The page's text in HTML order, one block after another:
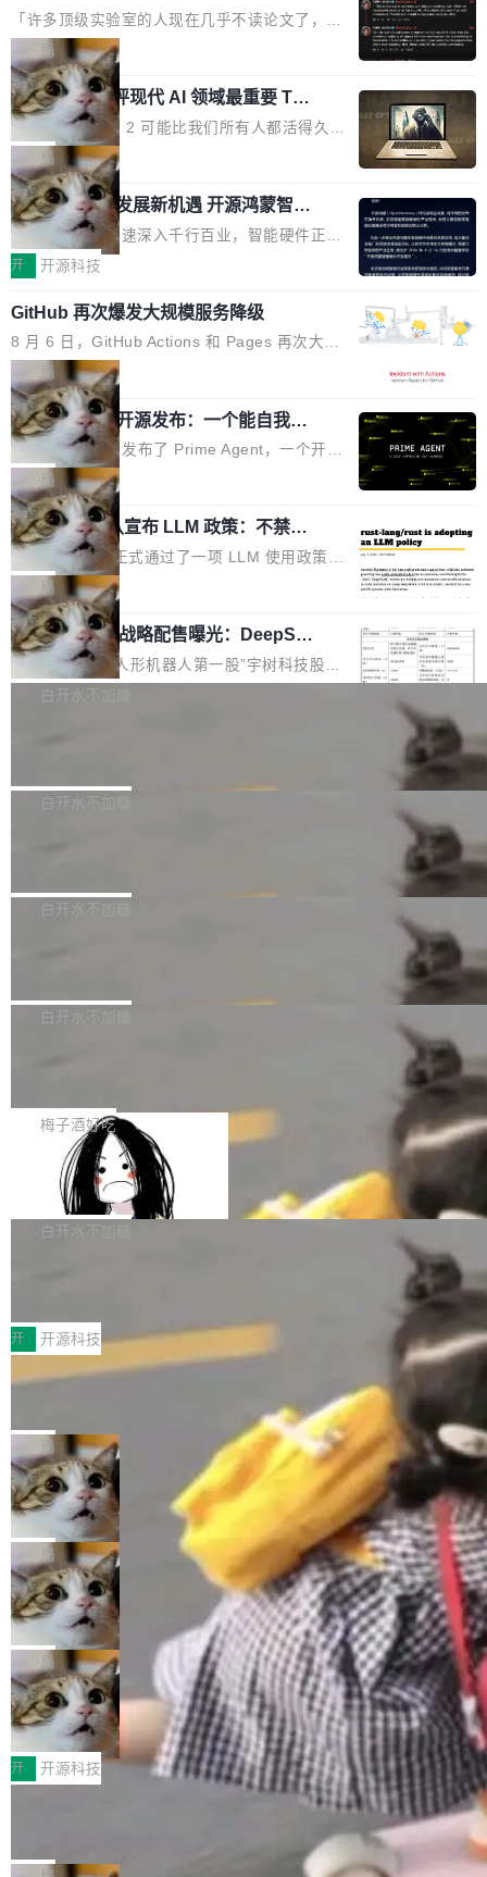
了
「许多顶级实验室的人现在几乎不读论文了，而
且他们认为 ICLR/ICML/NeurIPS 充斥着大量过
度宣传和欺诈。」 OpenAI 研究员 Keller Jorda
n 这条推文引发了广泛讨论。他不是在说风凉
话，他是说出了一个圈内人尽皆知但很少公开捅
破的事实。 Jordan 随后补充了一句软化声明：
「我不认为这些会议上大部分论文都在过度宣传
或造假。问题是，作为读者，如果你筛选出那些
看起来最令人兴奋的论文，那它们大部分都是过
度宣传的。」 这才是真正的痛点。不是所有论文
都有问题，是最吸引眼球的那批论文最有问题。
他引用的帖子来自 Mathew Shen，一位 ICLR 2
026 的读者：「看了篇 ...
局
xAI 前工程师评现代 AI 领域最重要 Top
3 开源项目
Flash Attention 2 可能比我们所有人都活得久。
这句话不是来自某个技术博客，而是出自 Hieu
Pham 的一条推文。Hieu Pham 是谁？他是 xAI
的早期工程师之一，在 Grok 训练基础设施团队
工作过。近日他在 X 上发了一条帖子，列出了他
认为现代 AI 领域最重要的三个开源项目。 第一
个名字毫无悬念：Flash Attention 2。 Hieu 的
理由很具体。FA 系列不需要解释，但 FA2 是他
认为最重要的一个——复杂度恰到好处，刚好能
驱动你去学 CuTe，但还没被那些"邪恶的" Hopp
er++ 优化所淹没，足够容易修改和适配。 更关
键的是 FA2 的持久性...
局
共商智能硬件发展新机遇 开源鸿蒙智能
硬件开发者日杭州站即将举行
随着万物智联加速深入千行百业，智能硬件正从
单点设备迈向智能化、网联化、协同化发展。作
鸿蒙通过统一技术底座和分布式能力，为不同类
型智能设备的开发、连接与互联提供关键支撑，
也为产业链企业探索产品创新与商业增长打开新
的空间。 8月14日，开源鸿蒙智能硬件开发者日
（OHDD：OpenHarmony Hardware Develope
r Day）将在杭州启航。活动面向智能硬件产业
链企业和开发者，邀请行业专家与资深技术顾
问，围绕开源鸿蒙技术能力、设备适配、芯片适
配、功耗与稳定性调优、兼容性测评及统一互联
等内容展开系统讲解和实战交流，帮助企业进一
步了解开源鸿蒙在智能...
开 开源科技
GitHub 再次爆发大规模服务降级
8 月 6 日，GitHub Actions 和 Pages 再次大规
模服务降级，Actions 完全不可用超过 5 小时，
webhook 停发，连自托管 runner 也因调度层故
障无法工作。Pages、Copilot code review、C
opilot coding agent 全部受影响。从检测到完全
恢复，大约 12 小时。 这是 2026 年 8 月的第六
起事故，其中四起与 AI/Copilot 服务相关。 Git
Hub 员工 kdaigle 在 HN 讨论中贴出了一组数
据：2025 年全年 10 亿次 commit。现在，每周
2.75 亿次，全年预计 140 亿次。GitHub...
局
Prime Agent 开源发布：一个能自我改
进的编程 Agent，ARC-AGI 3 超越人类
专家基线
Prime Intellect 发布了 Prime Agent，一个开源
的编程 Agent Harness，核心设计围绕两个抽
象：Recursive Language Model（RLM）和 C
ontinual Harness。在 ARC-AGI 3 基准测试
上，Prime Agent + Opus 5 的组合达到了 95.
5% RHAE Best@1，超过了 ARC 报告的人类专
家基线 95.4%。 不是又一个 coding agent 包装
器 Prime Agent 的架构和市面上大多数 coding
agent 有本质区别。大多数 agent harness 的设
计是基于早期模型的能力—...
局
Rust 项目团队宣布 LLM 政策：不禁
止，但你要承认哪些代码不是你写的
Rust 语言项目正式通过了一项 LLM 使用政策，
覆盖 rust-lang/rust 单一仓库的代码贡献。这不
是项目级别的官方立场，目前由五个团队采纳，
但它可能是主流开源项目中关于 AI 辅助贡献最
细致的一份规则。 政策的核心只有一句话：LLM
可以用来分析、提炼、审阅、建议，但不能用来
不得生成涉及安全性的关键变更，除非作者本身
局
宇树科技 IPO 战略配售曝光：DeepSe
ek 获配 93.3 万股，锁定 36 个月
8月6日晚间，“人形机器人第一股”宇树科技股份
有限公司披露IPO发行价格及战略配售结果，杭
36个月。 公告显示，本次宇树科技战略配售对
员工参与设立的专项资产管理计划。其中，Dee
获配9...
白开水不加糖
Bug fixes and enhancements 修复多次传递同
一个回归问题，该问题导致拉取镜像时会拒绝包
题，该问题可能导致在旧版 Linux 内核...
白开水不加糖
e 孵化器项目管理委员会（IPMC）投票中获得
P）！这一里程碑不仅标志着 Fluss 迈入新的发
白开水不加糖
长期停止内容更新，未能实现其作为“AI版维基百
提交的编辑请求也长期处于待处理状态。 Groki
pedia 于去年底上线，定位为由人工智能生成内
容的百科平台，被马斯克视为传统众包百科网站
维基百科的替代方案。Lawfare 调查发现，无论
热门页面还是低关注度页面，均未出现近期更
白开水不加糖
是这样的：配 MessageSource 的 Bean、写 R
eloadableResourceBundleMessageSource、
声明 LocaleResolver、注册 LocaleChangeInt
erceptor…五六步之后才能看到第一行翻译文
本。 Solon 换了个方式。整个 i18n 模块围绕三
梅子酒好吃
Apache Doris 4.1 全面增强 Iceberg：
支持 UPDATE、MERGE INTO 与 Iceb
erg V3
Apache Doris 4.1 要补齐的，正是缺失的那一
半。在已有查询能力的基础上，Doris 进一步支
常维护操作，并完整支持 Iceberg V3 格式。
白开水不加糖
村国家自主创新示范区会议中心开幕。本届大会
由中关村智联软件服务业质量创新联盟主办，以
“智构可信·质创未来——AI原生时代的质量新范
式”为主题，直面AI从实验室走向规模化产业落地
的核心质量命题。会上，《2026智能研发生产力
工具选型手册》发布，Testin云测的Testin XAge
nt智能测试系统入选AI测试领域代表产品。对CI
O而言，这提示了一个转变：AI测试正在从效率
工具升级为企业的质量基础设施。 CIO面对的新
现实 过去两年，CIO们的焦虑清单上多了两项：
一是如何让大模型和智能体应用安全地从PoC走
向生产，二是如何让测试团队跟得上AI应用...
开 开源科技
让非法状态不可表示：一篇关于 ADT
有一种东西，一旦用过就回不去了。Alex Fedos
eev 管它叫"软件设计的基石"。 他说的东西不新
鲜——代数数据类型（ADT），尤其是和类型
（sum type）。但他说清楚了一件事：这不是类
型系统的学术体操，是日常编码的思维方式。 文
章从一个简单的例子切入。一个网站的深色主题
设置，如果用布尔值 + 可空字段来表示——bool
ean 表示是否可切换，nullable 的默认模式、浅
色方案、深色方案——会产生大量无意义的组
合。方案缺了、配置冲突了、全 null 了。要知道
哪些组合有效，作者说，你得靠"文档、校验、或
者部落知识"。 换个写法。Rust 的 enum，两个
变体：Switchable...
局
Cloudflare 开源内部企业 AI 平台 Clou
dflare OS
Cloudflare 发布了一个开源项目 Cloudflare O
S。如果你只看官方博客，你会觉得这是又一
个"AI 知识库 + 聊天机器人"——每个大厂都在
做，没什么新鲜的。 但 Kenton Varda 在 Twitte
r 上把事情说清楚了： 今天我们发布了 Cloudfla
re OS，一个带连接器的聊天机器人，跟其他所
有科技公司做的一样。只不过，实际上它不一
样。这是 Sandstorm.io 的重制版，我十年前的
那个创业公司。不同的是，这次它构建在 Cloudf
lare Workers 上——我花了九年时间搭建的平台
——并且深度集成了 AI。这基本上是我十年秘密
局
Deno 团队开源 Celld，可自托管的分
布式 Durable Objects
Ryan Dahl 领导的 Deno 团队推出了最新开源项
目 Celld，一个能在自己机器上运行 Cloudflare
Workers 和 Durable Objects 的守护进程。 设
计思路很直接：每个对象是一个独立的 SQLite
数据库，按名称寻址，复制到你自己的 S3 兼容
存储库里。节点之间只通过这个存储库协调——
没有控制平面，没有共识协议。每个对象自带一
个小型数据库，应用天然按分片构建，单个数据
库的竞争和爆炸半径问题在设计层面就被消除
了。 闲置的 cell 会休眠到几乎不占资源。当 cel
局
鲁大师7月新机性能/流畅/AI榜：vivo夺
性能、流畅双第一，三星Galaxy Z系列
新折叠缺席
2026年7月的手机市场，由于存储等硬件成本暴
增，手机厂商的日子也不好过啊，新机速度明显
放缓，因此硝烟味淡了许多。新机参数规格除开
Fold8 / Z Flip8）外，其余要么是中低端机器，
例如iQOO Z11i、REDMI Note 17、REDMI No
开 开源科技
Zed 编辑器团队发布了新项目——DeltaDB，一
个在 git commit 之间记录每一次编辑操作的版